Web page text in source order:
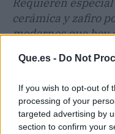
Que.es - Do Not
If you wish to opt-out of
processing of your
targeted advertising by
section to confirm your
cerámica y zafiro
modernos que hoy
disposición, de
por los jóvenes.
Losbrackets zafiro
metálicos, con la
últimospueden